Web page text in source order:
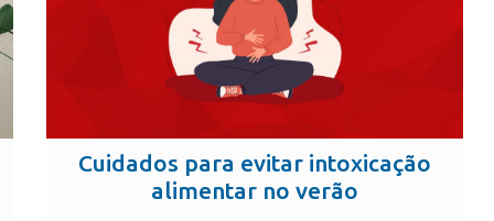
Cuidados para evitar intoxicação
alimentar no verão